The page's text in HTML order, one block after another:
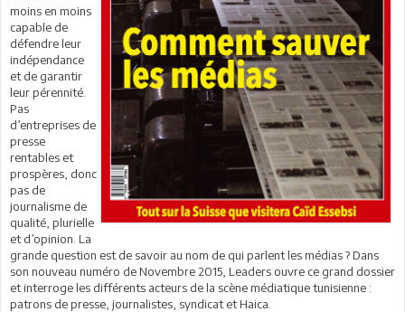
moins en moins
capable de
défendre leur
indépendance
et de garantir
leur pérennité.
Pas
d’entreprises de
presse
rentables et
prospères, donc
pas de
journalisme de
qualité, plurielle
et d’opinion. La
grande question est de savoir au nom de qui parlent les médias ? Dans
son nouveau numéro de Novembre 2015, Leaders ouvre ce grand dossier
et interroge les différents acteurs de la scène médiatique tunisienne :
patrons de presse, journalistes, syndicat et Haica.